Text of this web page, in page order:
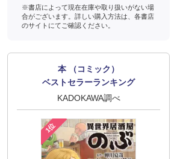
※書店によって現在在庫や取り扱いがない場
合がございます。詳しい購入方法は、各書店
のサイトにてご確認ください。
本 （コミック）
ベストセラーランキング
KADOKAWA調べ
1位